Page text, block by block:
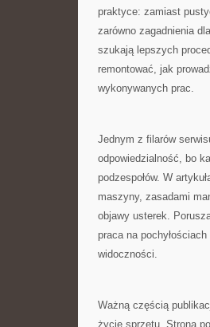
praktyce: zamiast
zarówno zagadnienia
szukają lepszych
remontować, jak
wykonywanych prac.
Jednym z filarów
odpowiedzialność, bo
podzespołów. W
maszyny, zasadami
objawy usterek.
praca na
widoczności.
Ważną częścią
życie sprzętu. Strona